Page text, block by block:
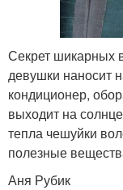
Секрет шикарных
девушки
кондиционер,
выходит на
тепла чешуйки
полезные
Аня Рубик